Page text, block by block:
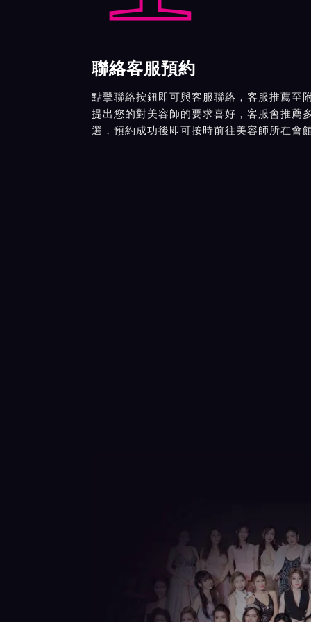
聯絡客服預約
點擊聯絡按鈕即可與客服聯絡，客服推薦至
提出您的對美容師的要求喜好，客服會推薦
選，預約成功後即可按時前往美容師所在會